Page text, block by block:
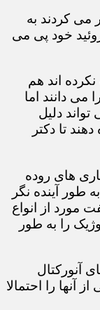
می کردند به
خود پی می
اند هم
می دانند اما
دلیل
تا دکتر
درباره بیماری های روده
طور آینده نگر
مورد از انواع
را به طور
آنورکتال
آنها را احتمالا